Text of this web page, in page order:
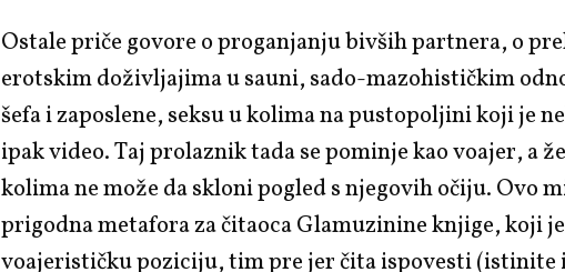
Ostale priče govore o proganjanju bivših partnera, o
erotskim doživljajima u sauni, sado-mazohističkim
šefa i zaposlene, seksu u kolima na pustopoljini koji je
ipak video. Taj prolaznik tada se pominje kao voajer, a
kolima ne može da skloni pogled s njegovih očiju. Ovo
prigodna metafora za čitaoca Glamuzinine knjige, koji
voajerističku poziciju, tim pre jer čita ispovesti (istinite